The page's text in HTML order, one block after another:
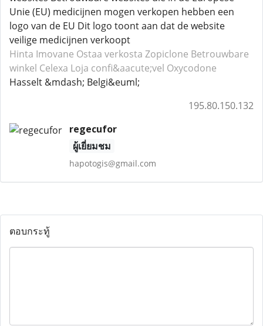
Unie (EU) medicijnen mogen verkopen hebben een
logo van de EU Dit logo toont aan dat de website
veilige medicijnen verkoopt
Hinta Imovane Ostaa verkosta Zopiclone Betrouwbare
winkel Celexa Loja confi&aacute;vel Oxycodone
Hasselt &mdash; Belgi&euml;
195.80.150.132
regecufor
ผู้เยี่ยมชม
hapotogis@gmail.com
ตอบกระทู้